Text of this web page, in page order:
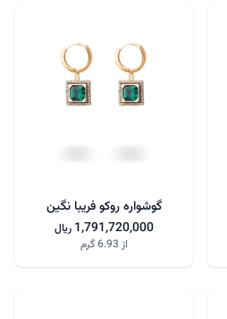
گوشواره روکو فریبا نگین
1,791,720,000 ریال
از 6.93 گرم